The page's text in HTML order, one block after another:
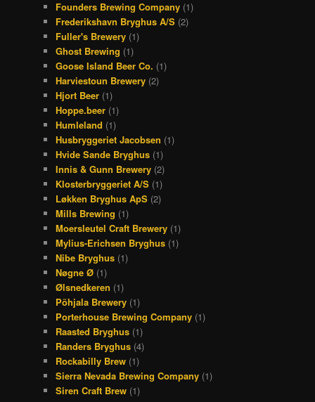
Founders Brewing Company (1)
Frederikshavn Bryghus A/S (2)
Fuller's Brewery (1)
Ghost Brewing (1)
Goose Island Beer Co. (1)
Harviestoun Brewery (2)
Hjort Beer (1)
Hoppe.beer (1)
Humleland (1)
Husbryggeriet Jacobsen (1)
Hvide Sande Bryghus (1)
Innis & Gunn Brewery (2)
Klosterbryggeriet A/S (1)
Løkken Bryghus ApS (2)
Mills Brewing (1)
Moersleutel Craft Brewery (1)
Mylius-Erichsen Bryghus (1)
Nibe Bryghus (1)
Nøgne Ø (1)
Ølsnedkeren (1)
Põhjala Brewery (1)
Porterhouse Brewing Company (1)
Raasted Bryghus (1)
Randers Bryghus (4)
Rockabilly Brew (1)
Sierra Nevada Brewing Company (1)
Siren Craft Brew (1)